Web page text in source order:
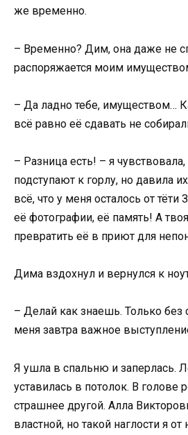
же временно.
– Временно? Дим, она даже не
распоряжается моим
– Да ладно тебе, имуществом…
всё равно её сдавать не
– Разница есть! – я
подступают к горлу, но давила
всё, что у меня осталось от
её фотографии, её память! А
превратить её в приют для
Дима вздохнул и вернулся к
– Делай как знаешь. Только без
меня завтра важное
Я ушла в спальню и заперлась.
уставилась в потолок. В голове
страшнее другой. Алла
властной, но такой наглости я